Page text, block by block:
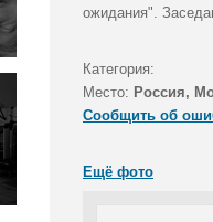
ожидания".
Категория:
Место: Россия,
Сообщить об
Ещё фото